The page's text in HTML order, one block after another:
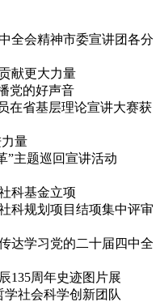
全会精神市委宣讲团各分
献更大力量
党的好声音
在省基层理论宣讲大赛获
量
”主题巡回宣讲活动
科基金立项
科规划项目结项集中评审
达学习党的二十届四中全
135周年史迹图片展
社会科学创新团队